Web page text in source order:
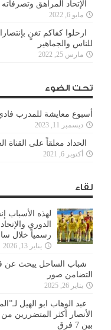
الإتحاد المراهق
مايو 6, 2022
ارحلوا كفاكم تغنٍ
للناس والجماهير
مارس 25, 2022
تحت الضوء
أسبوع معايشة للمدرب
ديسمبر 11, 2023
الحداد معلقاً على القناة
أكتوبر 6, 2021
لقاء
لهذه الأسباب
الدوري
رسمياً خلال
يناير 13, 2026
شباب الساحل يبحث عن
التضامن صور
يناير 26, 2025
عبد الوهاب ابو الهيل
الأنصار أكثر المتضررين
بين 7 فرق